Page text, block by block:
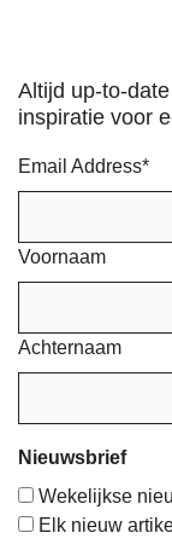
Altijd up-to-
inspiratie voor
Email Address*
Voornaam
Achternaam
Nieuwsbrief
Wekelijkse
Elk nieuw